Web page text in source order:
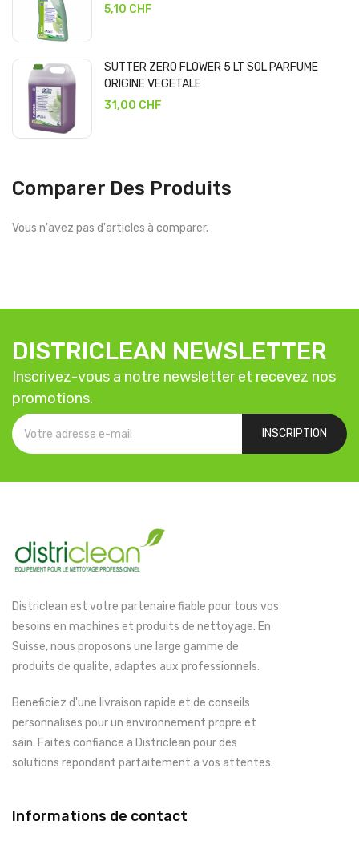
5,10 CHF
SUTTER ZERO FLOWER 5 LT SOL PARFUME
ORIGINE VEGETALE
31,00 CHF
Comparer Des Produits
Vous n'avez pas d'articles à comparer.
DISTRICLEAN NEWSLETTER
Inscrivez-vous a notre newsletter et recevez nos
promotions.
INSCRIPTION
Districlean est votre partenaire fiable pour tous vos
besoins en machines et produits de nettoyage. En
Suisse, nous proposons une large gamme de
produits de qualite, adaptes aux professionnels.
Beneficiez d'une livraison rapide et de conseils
personnalises pour un environnement propre et
sain. Faites confiance a Districlean pour des
solutions repondant parfaitement a vos attentes.
Informations de contact